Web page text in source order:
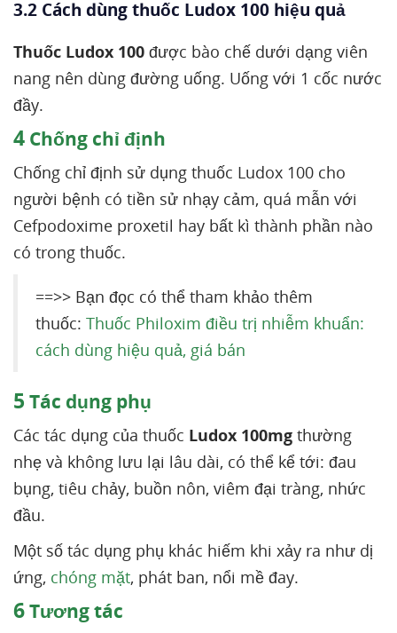
3.2 Cách dùng thuốc Ludox 100 hiệu quả
Thuốc Ludox 100 được bào chế dưới dạng viên
nang nên dùng đường uống. Uống với 1 cốc nước
đầy.
4 Chống chỉ định
Chống chỉ định sử dụng thuốc Ludox 100 cho
người bệnh có tiền sử nhạy cảm, quá mẫn với
Cefpodoxime proxetil hay bất kì thành phần nào
có trong thuốc.
==>> Bạn đọc có thể tham khảo thêm
thuốc: Thuốc Philoxim điều trị nhiễm khuẩn:
cách dùng hiệu quả, giá bán
5 Tác dụng phụ
Các tác dụng của thuốc Ludox 100mg thường
nhẹ và không lưu lại lâu dài, có thể kể tới: đau
bụng, tiêu chảy, buồn nôn, viêm đại tràng, nhức
đầu.
Một số tác dụng phụ khác hiếm khi xảy ra như dị
ứng, chóng mặt, phát ban, nổi mề đay.
6Tương tác